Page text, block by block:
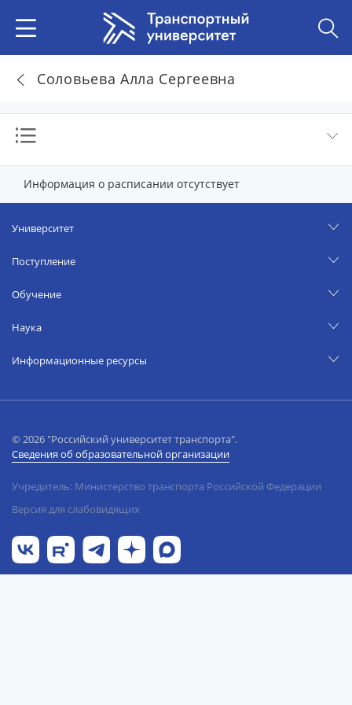
Соловьева Алла Сергеевна
Информация о расписании отсутствует
Университет
Поступление
Обучение
Наука
Информационные ресурсы
© 2026 "Российский университет транспорта".
Сведения об образовательной организации
Учредитель: Министерство транспорта Российской Федерации
Версия для слабовидящих